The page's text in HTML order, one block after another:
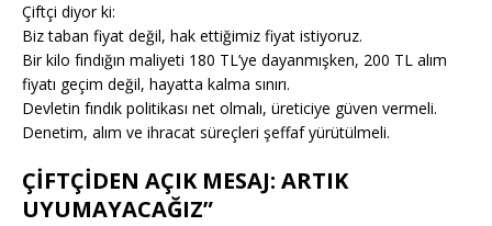
Çiftçi diyor ki:
Biz taban fiyat değil, hak ettiğimiz fiyat istiyoruz.
Bir kilo fındığın maliyeti 180 TL’ye dayanmışken, 200 TL alım
fiyatı geçim değil, hayatta kalma sınırı.
Devletin fındık politikası net olmalı, üreticiye güven vermeli.
Denetim, alım ve ihracat süreçleri şeffaf yürütülmeli.
ÇİFTÇİDEN AÇIK MESAJ: ARTIK
UYUMAYACAĞIZ”